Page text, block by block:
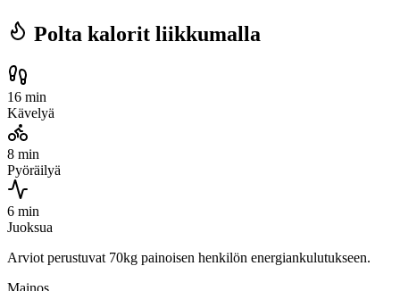
Polta kalorit liikkumalla
16 min
Kävelyä
8 min
Pyöräilyä
6 min
Juoksua
Arviot perustuvat 70kg painoisen henkilön energiankulutukseen.